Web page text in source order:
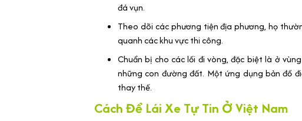
đá vụn.
Theo dõi các phương tiện địa phương, họ
quanh các khu vực thi công.
Chuẩn bị cho các lối đi vòng, đặc biệt là ở
những con đường đất. Một ứng dụng bản đồ
thay thế.
Cách Để Lái Xe Tự Tin Ở Việt Nam